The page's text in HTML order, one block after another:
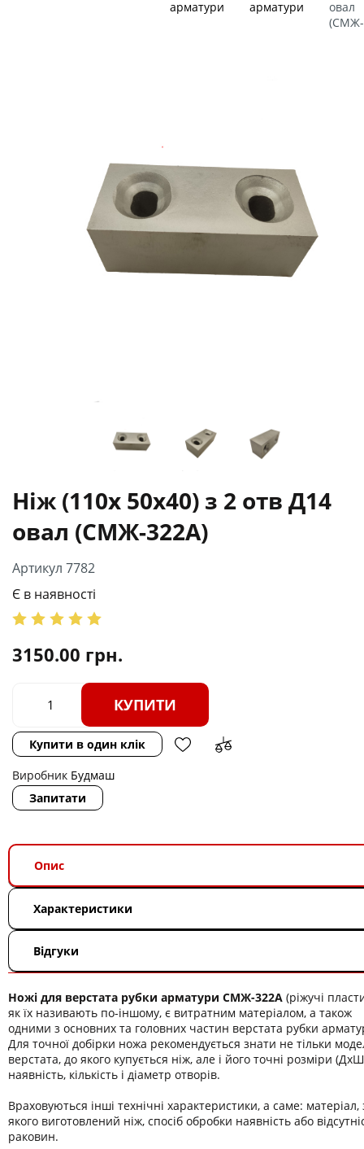
арматури
арматури
овал
(СМЖ-
Ніж (110х 50х40) з 2 отв Д14
овал (СМЖ-322А)
Артикул 7782
Є в наявності
3150.00 грн.
КУПИТИ
Купити в один клік
Виробник Будмаш
Запитати
Опис
Характеристики
Відгуки
Ножі для верстата рубки арматури СМЖ-322А (ріжучі
як їх називають по-іншому, є витратним матеріалом, а також
одними з основних та головних частин верстата рубки
Для точної добірки ножа рекомендується знати не тільки
верстата, до якого купується ніж, але і його точні розміри
наявність, кількість і діаметр отворів.
Враховуються інші технічні характеристики, а саме: матеріал,
якого виготовлений ніж, спосіб обробки наявність або
раковин.